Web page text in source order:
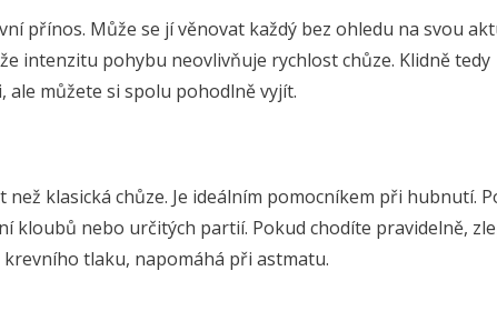
přínos. Může se jí věnovat každý bez ohledu na svou
intenzitu pohybu neovlivňuje rychlost chůze. Klidně tedy
můžete si spolu pohodlně vyjít.
klasická chůze. Je ideálním pomocníkem při hubnutí.
kloubů nebo určitých partií. Pokud chodíte pravidelně,
tlaku, napomáhá při astmatu.